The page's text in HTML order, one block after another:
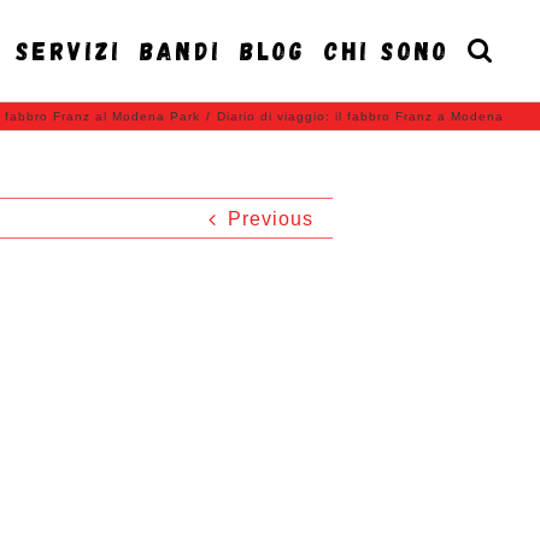
SERVIZI BANDI BLOG CHI SONO
fabbro Franz al Modena Park / Diario di viaggio: il fabbro Franz a Modena
Previous